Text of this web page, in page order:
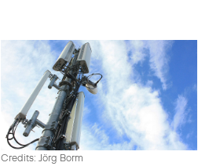
Credits: Jörg Borm